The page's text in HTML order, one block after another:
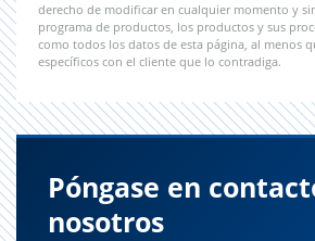
derecho de modificar en cualquier momento y
programa de productos, los productos y sus
como todos los datos de esta página, al menos
específicos con el cliente que lo contradiga.
Póngase en
nosotros